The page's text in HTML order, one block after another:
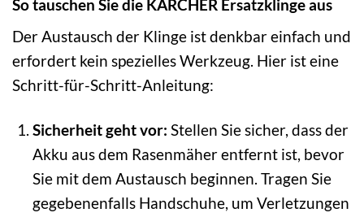
So tauschen Sie die KÄRCHER Ersatzklinge aus
Der Austausch der Klinge ist denkbar einfach und
erfordert kein spezielles Werkzeug. Hier ist eine
Schritt-für-Schritt-Anleitung:
Sicherheit geht vor: Stellen Sie sicher, dass der
Akku aus dem Rasenmäher entfernt ist, bevor
Sie mit dem Austausch beginnen. Tragen Sie
gegebenenfalls Handschuhe, um Verletzungen